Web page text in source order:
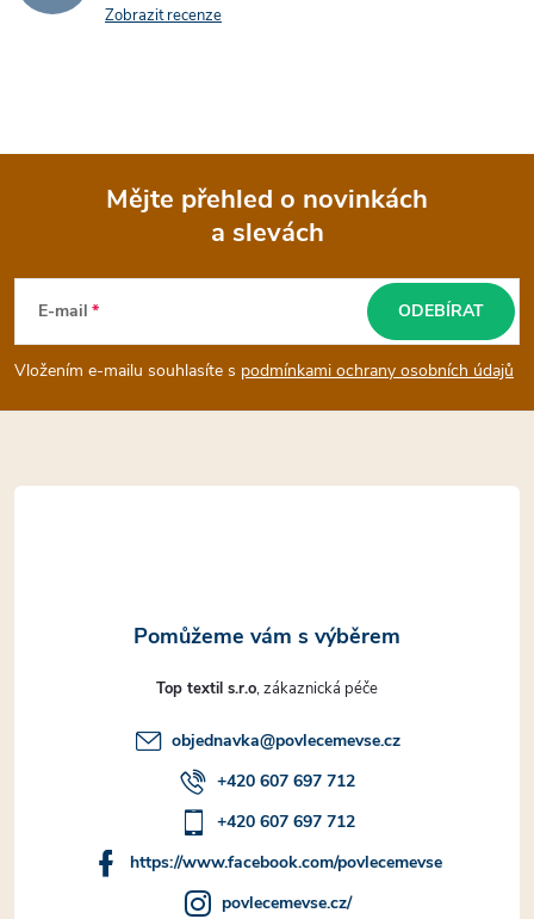
Zobrazit recenze
p
a
t
Mějte přehled o novinkách
a slevách
E-mail
Vložením e-mailu souhlasíte s podmínkami ochrany osobních údajů
ODEBÍRAT
Top textil s.r.o
objednavka@povlecemevse.cz
+420 607 697 712
+420 607 697 712
https://www.facebook.com/povlecemevse
povlecemevse.cz/